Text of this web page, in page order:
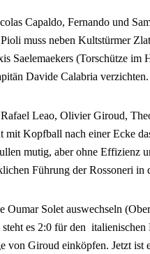
Capaldo, Fernando und
muss neben Kultstürmer
Saelemaekers (Torschütze im
Davide Calabria verzichten.
Leao, Olivier Giroud,
Kopfball nach einer Ecke
mutig, aber ohne Effizienz
Führung der Rossoneri in
Oumar Solet auswechseln
es 2:0 für den
von Giroud einköpfen. Jetzt ist